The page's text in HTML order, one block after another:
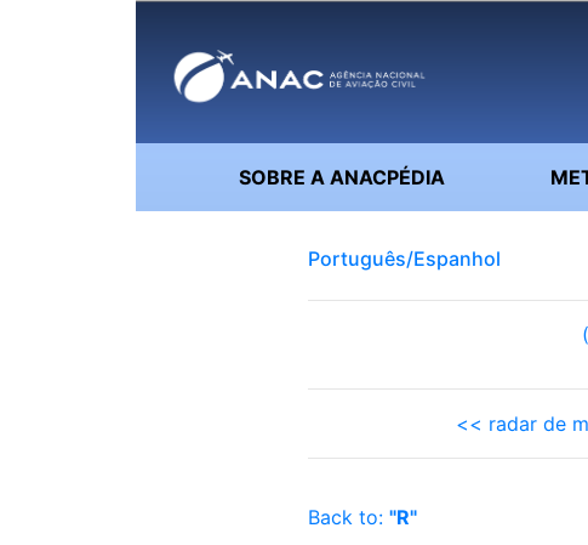
SOBRE A ANACPÉDIA
Português/Espanhol
(
<< radar de
Back to: "R"